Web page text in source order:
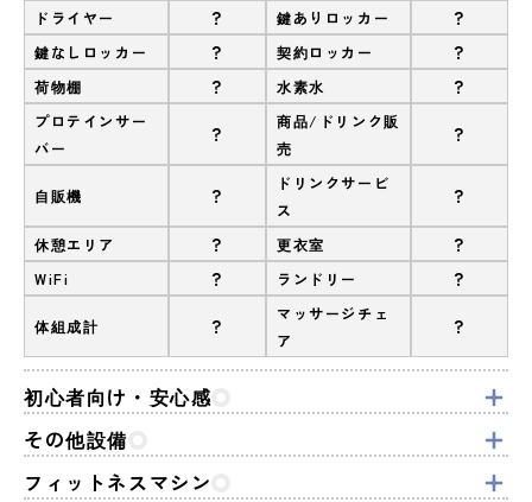
ドライヤー ? 鍵ありロッカー ?
鍵なしロッカー ? 契約ロッカー ?
荷物棚 ? 水素水 ?
プロテインサー
バー
?
商品/ドリンク販
売
?
自販機 ?
ドリンクサービ
ス
?
休憩エリア ? 更衣室 ?
WiFi ? ランドリー ?
体組成計 ?
マッサージチェ
ア
?
初心者向け・安心感
その他設備
フィットネスマシン